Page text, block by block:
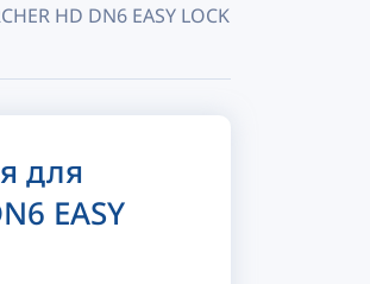
HD DN6 EASY LOCK
для
EASY